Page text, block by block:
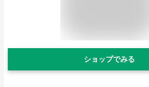
ショップでみる